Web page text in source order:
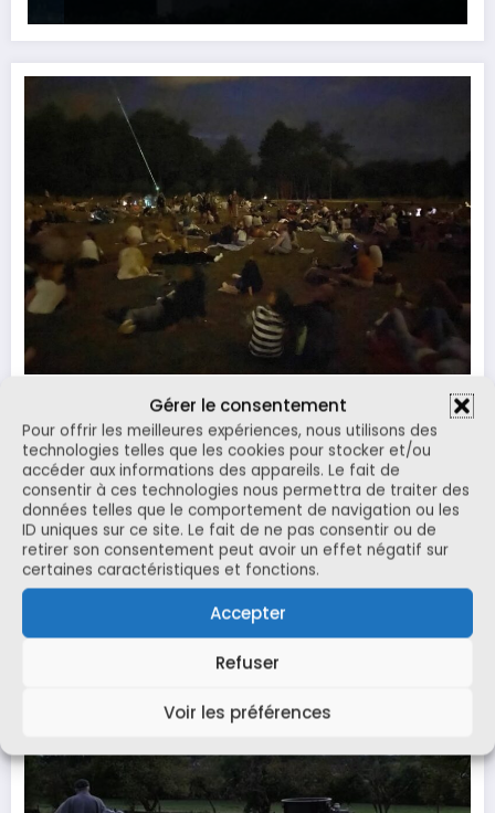
Gérer le consentement
Pour offrir les meilleures expériences, nous utilisons des
technologies telles que les cookies pour stocker et/ou
accéder aux informations des appareils. Le fait de
consentir à ces technologies nous permettra de traiter des
données telles que le comportement de navigation ou les
ID uniques sur ce site. Le fait de ne pas consentir ou de
retirer son consentement peut avoir un effet négatif sur
certaines caractéristiques et fonctions.
Accepter
Refuser
Voir les préférences
Contons les étoiles
S'installer confortablement, allongé dans l'herbe (suit
e…)
Lire la suite